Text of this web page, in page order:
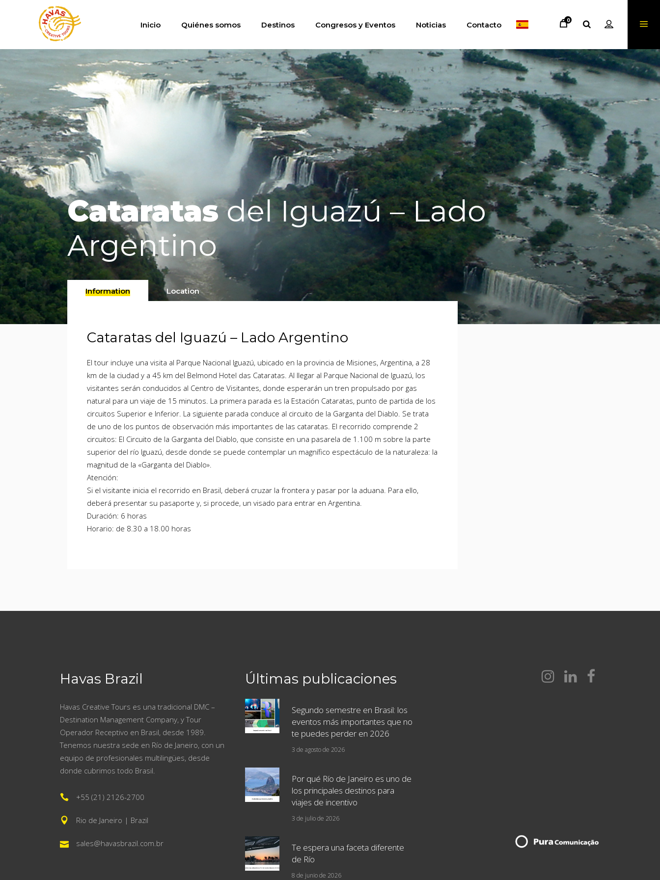
Inicio Quiénes somos Destinos Congresos y Eventos Noticias Contacto
0
Cataratasdel Iguazú – Lado
Argentino
Information Location
Cataratas del Iguazú – Lado Argentino
El tour incluye una visita al Parque Nacional Iguazú, ubicado en la provincia de Misiones, Argentina, a 28
km de la ciudad y a 45 km del Belmond Hotel das Cataratas. Al llegar al Parque Nacional de Iguazú, los
visitantes serán conducidos al Centro de Visitantes, donde esperarán un tren propulsado por gas
natural para un viaje de 15 minutos. La primera parada es la Estación Cataratas, punto de partida de los
circuitos Superior e Inferior. La siguiente parada conduce al circuito de la Garganta del Diablo. Se trata
de uno de los puntos de observación más importantes de las cataratas. El recorrido comprende 2
circuitos: El Circuito de la Garganta del Diablo, que consiste en una pasarela de 1.100 m sobre la parte
superior del río Iguazú, desde donde se puede contemplar un magnífico espectáculo de la naturaleza: la
magnitud de la «Garganta del Diablo».
Atención:
Si el visitante inicia el recorrido en Brasil, deberá cruzar la frontera y pasar por la aduana. Para ello,
deberá presentar su pasaporte y, si procede, un visado para entrar en Argentina.
Duración: 6 horas
Horario: de 8.30 a 18.00 horas
Havas Brazil
Havas Creative Tours es una tradicional DMC –
Destination Management Company, y Tour
Operador Receptivo en Brasil, desde 1989.
Tenemos nuestra sede en Río de Janeiro, con un
equipo de profesionales multilingües, desde
donde cubrimos todo Brasil.
+55 (21) 2126-2700
Rio de Janeiro | Brazil
sales@havasbrazil.com.br
Últimas publicaciones
Segundo semestre en Brasil: los
eventos más importantes que no
te puedes perder en 2026
3 de agosto de 2026
Por qué Río de Janeiro es uno de
los principales destinos para
viajes de incentivo
3 de julio de 2026
Te espera una faceta diferente
de Río
8 de junio de 2026